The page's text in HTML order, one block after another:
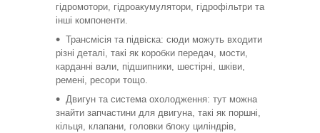
гідромотори, гідроакумулятори, гідрофільтри та
інші компоненти.
Трансмісія та підвіска: сюди можуть входити
різні деталі, такі як коробки передач, мости,
карданні вали, підшипники, шестірні, шківи,
ремені, ресори тощо.
Двигун та система охолодження: тут можна
знайти запчастини для двигуна, такі як поршні,
кільця, клапани, головки блоку циліндрів,